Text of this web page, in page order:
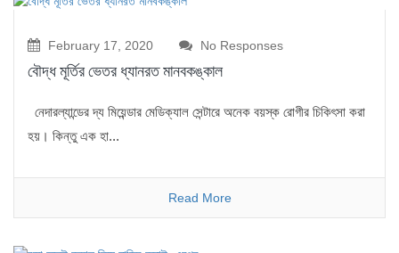
February 17, 2020 No Responses
বৌদ্ধ মূর্তির ভেতর ধ্যানরত মানবকঙ্কাল
নেদারল্যান্ডের দ্য মিয়েন্ডার মেডিক্যাল সেন্টারে অনেক বয়স্ক রোগীর চিকিৎসা করা
হয়। কিন্তু এক হা...
Read More